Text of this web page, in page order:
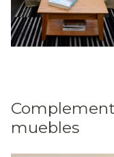
muebles